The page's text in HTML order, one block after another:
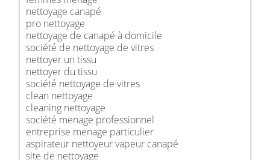
nettoyage canapé
pro nettoyage
nettoyage de canapé à domicile
société de nettoyage de vitres
nettoyer un tissu
nettoyer du tissu
société nettoyage de vitres
clean nettoyage
cleaning nettoyage
société menage professionnel
entreprise menage particulier
aspirateur nettoyeur vapeur canapé
site de nettoyage